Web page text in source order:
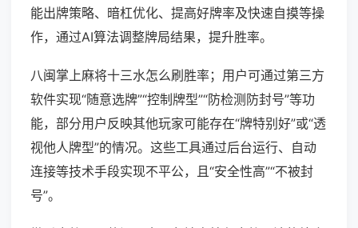
能出牌策略、暗杠优化、提高好牌率及快速自摸等操
作，通过AI算法调整牌局结果，提升胜率。
八闽掌上麻将十三水怎么刷胜率；用户可通过第三方
软件实现“随意选牌”“控制牌型”“防检测防封号”等功
能，部分用户反映其他玩家可能存在“牌特别好”或“透
视他人牌型”的情况。这些工具通过后台运行、自动
连接等技术手段实现不平公，且“安全性高”“不被封
号”。